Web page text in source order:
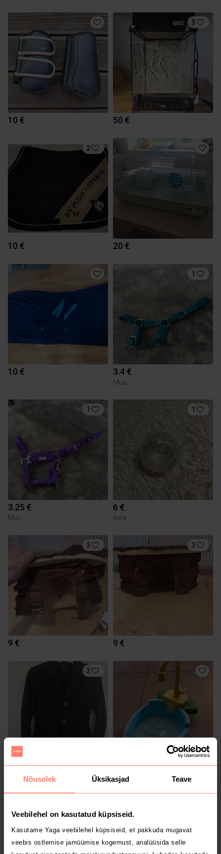
Nõusolek Üksikasjad Teave
Veebilehel on kasutatud küpsiseid.
Kasutame Yaga veebilehel küpsiseid, et pakkuda mugavat
veebis ostlemise jamüümise kogemust, analüüsida selle
10 €
5
50 €
2
10 € 20 €
10 €
1
3.4 €
Muu
1
3.25 €
Muu
1
6 €
Ikea
3
9 €
3
9 €
2
45 € 20 €